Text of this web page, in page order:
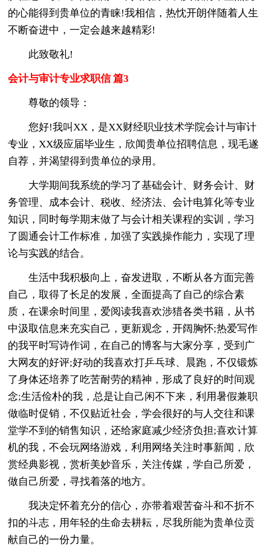
的心能得到贵单位的青睐!我相信，热忱开朗伴随着人生
不断奋进中，一定会越来越精彩!
此致敬礼!
会计与审计专业求职信 篇3
尊敬的领导：
您好!我叫XX，是XX财经职业技术学院会计与审计
专业，XX级应届毕业生，欣闻贵单位招聘信息，现毛遂
自荐，并渴望得到贵单位的录用。
大学期间我系统的学习了基础会计、财务会计、财
务管理、成本会计、税收、经济法、会计电算化等专业
知识，同时每学期末做了与会计相关课程的实训，学习
了圆通会计工作标准，加强了实践操作能力，实现了理
论与实践的结合。
生活中我积极向上，奋发进取，不断从各方面完善
自己，取得了长足的发展，全面提高了自己的综合素
质，在课余时间里，爱阅读我喜欢涉猎各类书籍，从书
中汲取信息来充实自己，更新观念，开阔胸怀;热爱写作
的我平时写诗作词，在自己的博客与大家分享，受到广
大网友的好评;好动的我喜欢打乒乓球、晨跑，不仅锻炼
了身体还培养了吃苦耐劳的精神，形成了良好的时间观
念;生活俭朴的我，总是让自己闲不下来，利用暑假兼职
做临时促销，不仅贴近社会，学会很好的与人交往和课
堂学不到的销售知识，还给家庭减少经济负担;喜欢计算
机的我，不会玩网络游戏，利用网络关注时事新闻，欣
赏经典影视，赏析美妙音乐，关注传媒，学自己所爱，
做自己所爱，寻找着落的地方。
我决定怀着充分的信心，亦带着艰苦奋斗和不折不
扣的斗志，用年轻的生命去耕耘，尽我所能为贵单位贡
献自己的一份力量。